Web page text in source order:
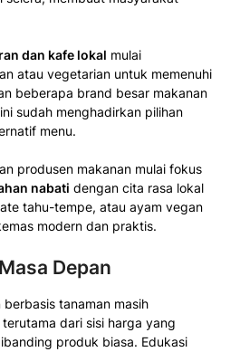
dan kafe lokal mulai
atau vegetarian untuk memenuhi
beberapa brand besar makanan
sudah menghadirkan pilihan
menu.
produsen makanan mulai fokus
nabati dengan cita rasa lokal
tahu-tempe, atau ayam vegan
modern dan praktis.
Depan
tanaman masih
dari sisi harga yang
produk biasa. Edukasi